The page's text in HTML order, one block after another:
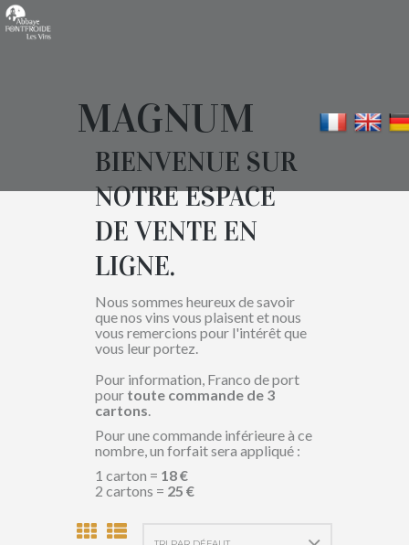
MAGNUM
BIENVENUE SUR
NOTRE ESPACE
DE VENTE EN
LIGNE.
Nous sommes heureux de savoir
que nos vins vous plaisent et nous
vous remercions pour l'intérêt que
vous leur portez.
Pour information, Franco de port
pour toute commande de 3
cartons
Pour une commande inférieure à ce
nombre, un forfait sera appliqué :
1 carton = 18 €
2 cartons = 25 €
Panneau de gestion des cookies